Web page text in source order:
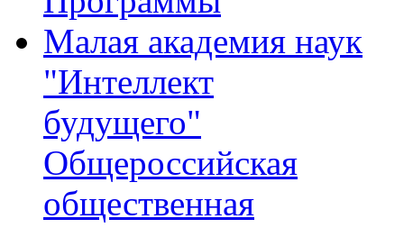
Малая академия наук
"Интеллект
будущего"
Общероссийская
общественная